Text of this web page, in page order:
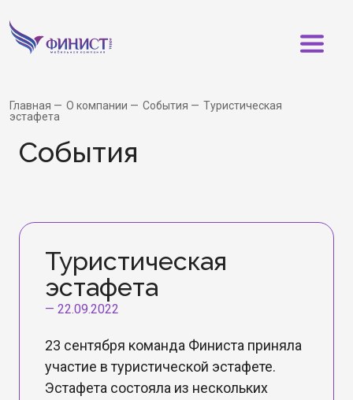
Главная О компании События
Туристическая
эстафета
События
Туристическая
эстафета
— 22.09.2022
23 сентября команда Финиста приняла
участие в туристической эстафете.
Эстафета состояла из нескольких